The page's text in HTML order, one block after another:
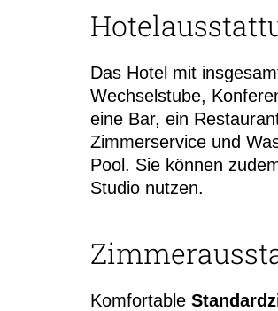
Das Hotel mit
Wechselstube,
eine Bar, ein
Zimmerservice und
Pool. Sie können
Studio nutzen.
Komfortable